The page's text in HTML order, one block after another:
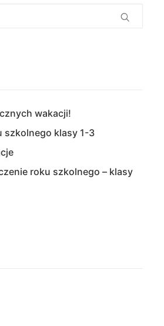
wakacji!
szkolnego klasy 1-3
roku szkolnego – klasy